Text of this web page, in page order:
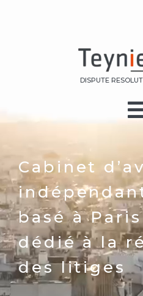
DISPUTE
Cabinet
basé à Paris
dédié à la
des litiges